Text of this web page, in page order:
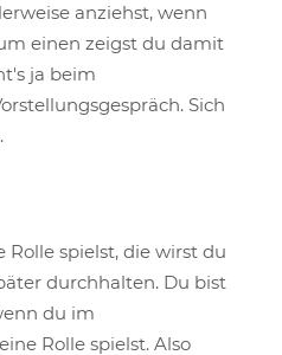
anziehst, wenn
einen zeigst du damit
ja beim
Sich
spielst, die wirst du
durchhalten. Du bist
du im
Rolle spielst. Also